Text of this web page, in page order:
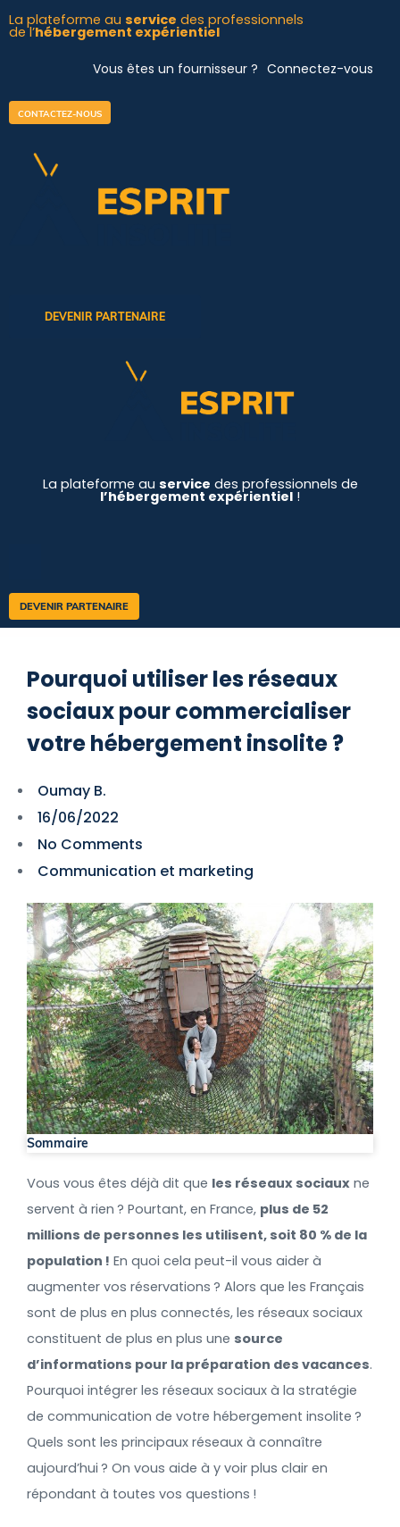
Aller
au
La plateforme au service des professionnels
de l’hébergement expérientiel
Vous êtes un fournisseur ? Connectez-vous
CONTACTEZ-NOUS
DEVENIR PARTENAIRE
La plateforme au service des professionnels de
l’hébergement expérientiel !
DEVENIR PARTENAIRE
Pourquoi utiliser les réseaux
sociaux pour commercialiser
votre hébergement insolite ?
Oumay B.
16/06/2022
No Comments
Communication et marketing
Sommaire
Vous vous êtes déjà dit que les réseaux sociaux ne
servent à rien ? Pourtant, en France, plus de 52
millions de personnes les utilisent, soit 80 % de la
population ! En quoi cela peut-il vous aider à
augmenter vos réservations ? Alors que les Français
sont de plus en plus connectés, les réseaux sociaux
constituent de plus en plus une source
d’informations pour la préparation des vacances.
Pourquoi intégrer les réseaux sociaux à la stratégie
de communication de votre hébergement insolite ?
Quels sont les principaux réseaux à connaître
aujourd’hui ? On vous aide à y voir plus clair en
répondant à toutes vos questions !